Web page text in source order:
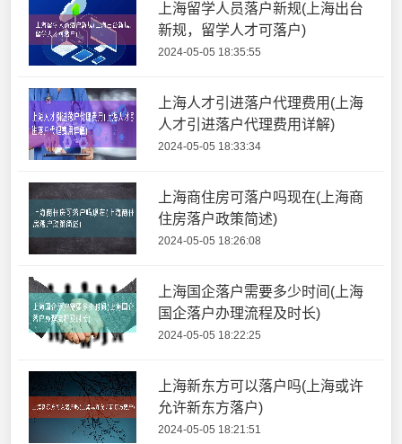
上海留学人员落户新规(上海出台
新规，留学人才可落户)
2024-05-05 18:35:55
上海人才引进落户代理费用(上海
人才引进落户代理费用详解)
2024-05-05 18:33:34
上海商住房可落户吗现在(上海商
住房落户政策简述)
2024-05-05 18:26:08
上海国企落户需要多少时间(上海
国企落户办理流程及时长)
2024-05-05 18:22:25
上海新东方可以落户吗(上海或许
允许新东方落户)
2024-05-05 18:21:51